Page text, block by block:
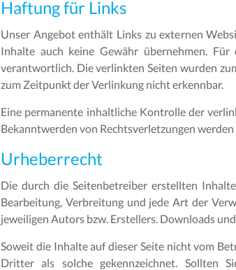
Haftung für Links
Unser Angebot enthält Links zu externen
Inhalte auch keine Gewähr übernehmen.
verantwortlich. Die verlinkten Seiten wurden
zum Zeitpunkt der Verlinkung nicht erkennbar.
Eine permanente inhaltliche Kontrolle der
Bekanntwerden von Rechtsverletzungen
Urheberrecht
Die durch die Seitenbetreiber erstellten
Bearbeitung, Verbreitung und jede Art der
jeweiligen Autors bzw. Erstellers. Downloads
Soweit die Inhalte auf dieser Seite nicht vom
Dritter als solche gekennzeichnet. Sollten